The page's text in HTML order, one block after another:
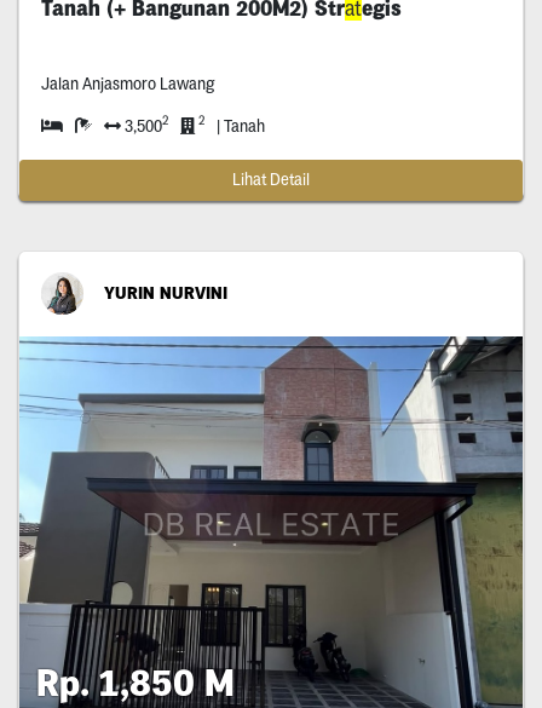
Tanah (+ Bangunan 200M2) Strategis
Jalan Anjasmoro Lawang
3,5002 2 | Tanah
Lihat Detail
YURIN NURVINI
Rp. 1,850 M